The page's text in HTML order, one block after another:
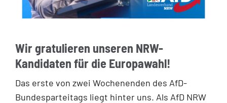
Wir gratulieren unseren NRW-
Kandidaten für die Europawahl!
Das erste von zwei Wochenenden des AfD-
Bundesparteitags liegt hinter uns. Als AfD NRW